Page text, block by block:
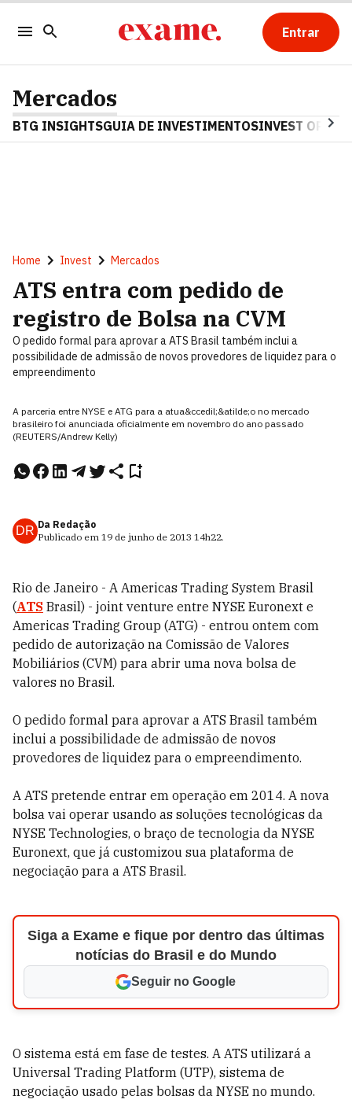
Entrar
Mercados
BTG INSIGHTSGUIA DE INVESTIMENTOSINVEST OPINA
Home Invest Mercados
ATS entra com pedido de
registro de Bolsa na CVM
O pedido formal para aprovar a ATS Brasil também inclui a
possibilidade de admissão de novos provedores de liquidez para o
empreendimento
A parceria entre NYSE e ATG para a atua&ccedil;&atilde;o no mercado
brasileiro foi anunciada oficialmente em novembro do ano passado
(REUTERS/Andrew Kelly)
DR Da Redação
Publicado em 19 de junho de 2013 14h22.
Rio de Janeiro - A Americas Trading System Brasil
(ATS Brasil) - joint venture entre NYSE Euronext e
Americas Trading Group (ATG) - entrou ontem com
pedido de autorização na Comissão de Valores
Mobiliários (CVM) para abrir uma nova bolsa de
valores no Brasil.
O pedido formal para aprovar a ATS Brasil também
inclui a possibilidade de admissão de novos
provedores de liquidez para o empreendimento.
A ATS pretende entrar em operação em 2014. A nova
bolsa vai operar usando as soluções tecnológicas da
NYSE Technologies, o braço de tecnologia da NYSE
Euronext, que já customizou sua plataforma de
negociação para a ATS Brasil.
Siga a Exame e fique por dentro das últimas
notícias do Brasil e do Mundo
Seguir no Google
O sistema está em fase de testes. A ATS utilizará a
Universal Trading Platform (UTP), sistema de
negociação usado pelas bolsas da NYSE no mundo.